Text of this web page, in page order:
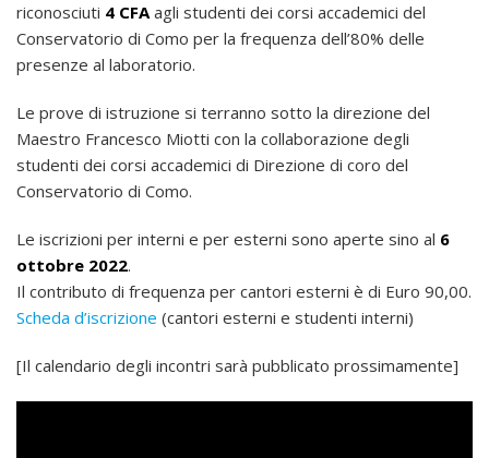
riconosciuti 4 CFAagli studenti dei corsi accademici del
Conservatorio di Como per la frequenza dell’80% delle
presenze al laboratorio.
Le prove di istruzione si terranno sotto la direzione del
Maestro Francesco Miotti con la collaborazione degli
studenti dei corsi accademici di Direzione di coro del
Conservatorio di Como.
Le iscrizioni per interni e per esterni sono aperte sino al 6
ottobre 2022.
Il contributo di frequenza per cantori esterni è di Euro 90,00.
Scheda d’iscrizione (cantori esterni e studenti interni)
[Il calendario degli incontri sarà pubblicato prossimamente]